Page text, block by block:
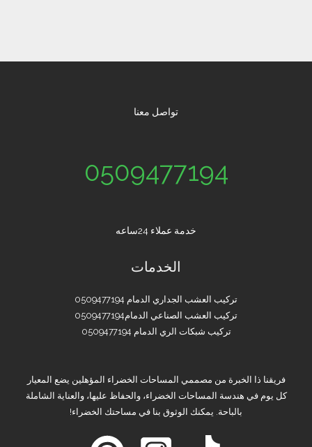
تواصل معنا
0509477194
خدمة عملاء 24ساعه
الخدمات
تركيب العشب الجداري الدمام 0509477194
تركيب العشب الصناعي الدمام0509477194
تركيب شبكات الري الدمام 0509477194
فريقنا ذا الخبرة من مصممي المساحات الخضراء المؤهلين يضع المعيار
كل يوم في هندسة المساحات الخضراء، والحفاظ عليها، والعناية الشاملة
بالباحة. يمكنك الوثوق بنا في مساحتك الخضراء!